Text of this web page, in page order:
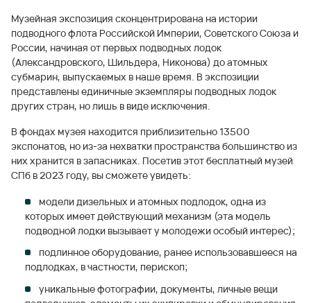
Музейная экспозиция сконцентрирована на истории
подводного флота Российской Империи, Советского Союза и
России, начиная от первых подводных лодок
(Александровского, Шильдера, Никонова) до атомных
субмарин, выпускаемых в наше время. В экспозиции
представлены единичные экземпляры подводных лодок
других стран, но лишь в виде исключения.
В фондах музея находится приблизительно 13500
экспонатов, но из-за нехватки пространства большинство из
них хранится в запасниках. Посетив этот бесплатный музей
СПб в 2023 году, вы сможете увидеть:
модели дизельных и атомных подлодок, одна из
которых имеет действующий механизм (эта модель
подводной лодки вызывает у молодежи особый интерес);
подлинное оборудование, ранее использовавшееся на
подлодках, в частности, перископ;
уникальные фотографии, документы, личные вещи